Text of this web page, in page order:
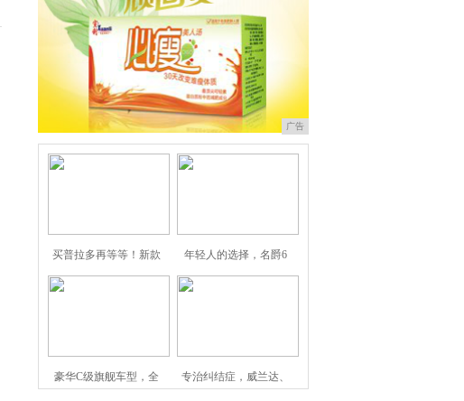
广告
买普拉多再等等！新款 年轻人的选择，名爵6
豪华C级旗舰车型，全 专治纠结症，威兰达、